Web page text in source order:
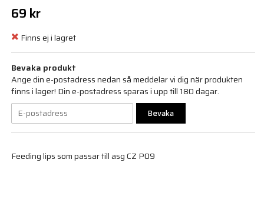
69 kr
Finns ej i lagret
Bevaka produkt
Ange din e-postadress nedan så meddelar vi dig när produkten
finns i lager! Din e-postadress sparas i upp till 180 dagar.
Bevaka
Feeding lips som passar till asg CZ P09